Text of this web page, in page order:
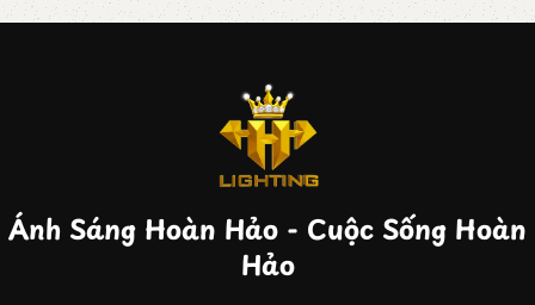
Ánh Sáng Hoàn Hảo - Cuộc Sống Hoàn
Hảo